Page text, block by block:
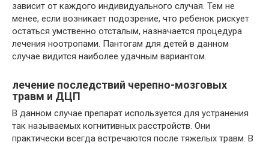
зависит от каждого индивидуального случая. Тем не
менее, если возникает подозрение, что ребенок рискует
остаться умственно отсталым, назначается процедура
лечения ноотропами. Пантогам для детей в данном
случае видится наиболее удачным вариантом.
лечение последствий черепно-мозговых
травм и ДЦП
В данном случае препарат используется для устранения
так называемых когнитивных расстройств. Они
практически всегда встречаются после тяжелых травм. В